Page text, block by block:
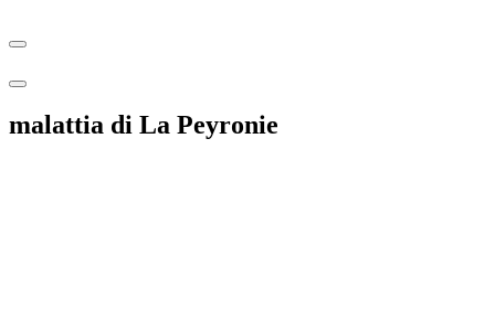
malattia di La Peyronie